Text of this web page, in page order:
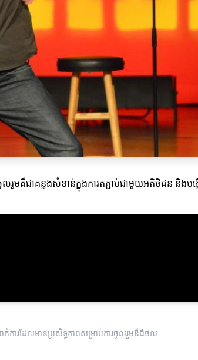
លរួមគឺជាគន្លងសំខាន់ក្នុងការតភ្ជាប់ជាមួយអតិថិជន និ
ការដែលមានប្រសិទ្ធភាពសម្រាប់ការចូលរួមឌីជីថល